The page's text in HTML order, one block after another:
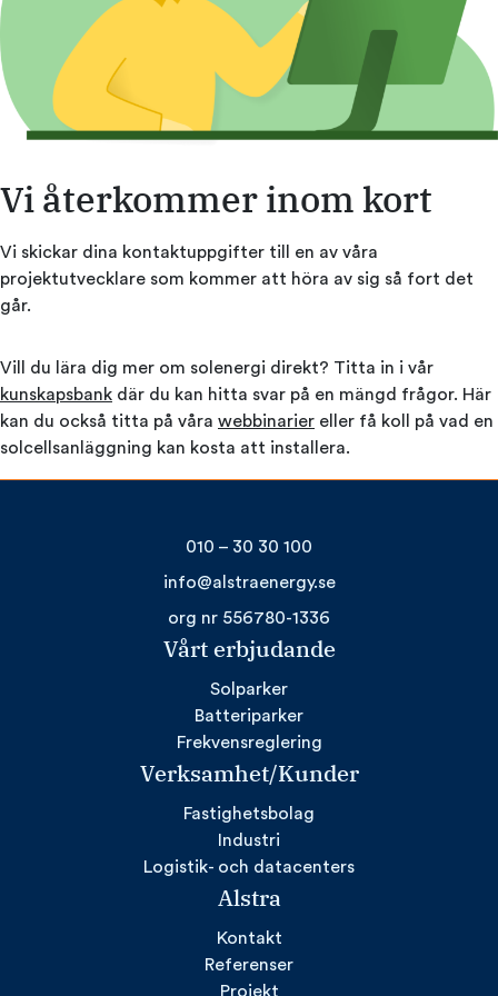
Vi återkommer inom kort
Vi skickar dina kontaktuppgifter till en av våra
projektutvecklare som kommer att höra av sig så fort det
går.
Vill du lära dig mer om solenergi direkt? Titta in i vår
kunskapsbank där du kan hitta svar på en mängd frågor. Här
kan du också titta på våra webbinarier eller få koll på vad en
solcellsanläggning kan kosta att installera.
010 – 30 30 100
info@alstraenergy.se
org nr 556780-1336
Vårt erbjudande
Solparker
Batteriparker
Frekvensreglering
Verksamhet/Kunder
Fastighetsbolag
Industri
Logistik- och datacenters
Alstra
Kontakt
Referenser
Projekt